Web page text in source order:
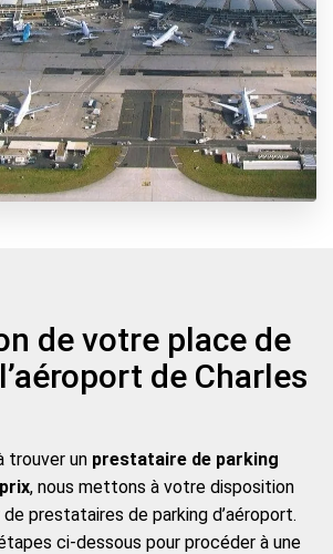
de votre place de
de Charles
trouver un prestataire de parking
, nous mettons à votre disposition
prestataires de parking d’aéroport.
ci-dessous pour procéder à une